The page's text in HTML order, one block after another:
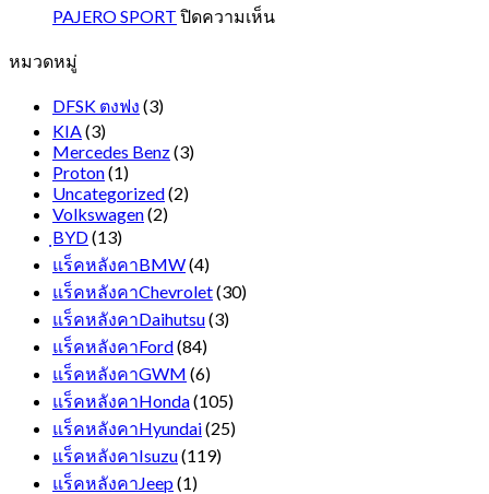
PAJERO SPORT ปิดความเห็นบน
หมวดหมู่
DFSK ตงฟง (3)
KIA(3)
Mercedes Benz(3)
Proton(1)
Uncategorized(2)
Volkswagen(2)
ฺBYD(13)
แร็คหลังคาBMW(4)
แร็คหลังคาChevrolet(30)
แร็คหลังคาDaihutsu(3)
แร็คหลังคาFord(84)
แร็คหลังคาGWM (6)
แร็คหลังคาHonda(105)
แร็คหลังคาHyundai(25)
แร็คหลังคาIsuzu(119)
แร็คหลังคาJeep(1)